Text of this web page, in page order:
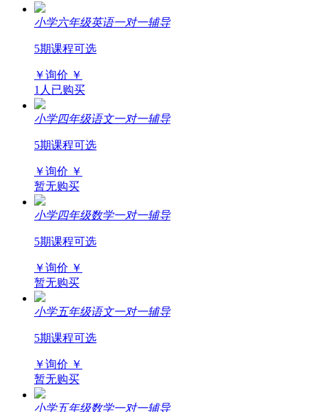
小学六年级英语一对一辅导
5期课程可选
￥询价 ￥
1人已购买
小学四年级语文一对一辅导
5期课程可选
￥询价 ￥
暂无购买
小学四年级数学一对一辅导
5期课程可选
￥询价 ￥
暂无购买
小学五年级语文一对一辅导
5期课程可选
￥询价 ￥
暂无购买
小学五年级数学一对一辅导